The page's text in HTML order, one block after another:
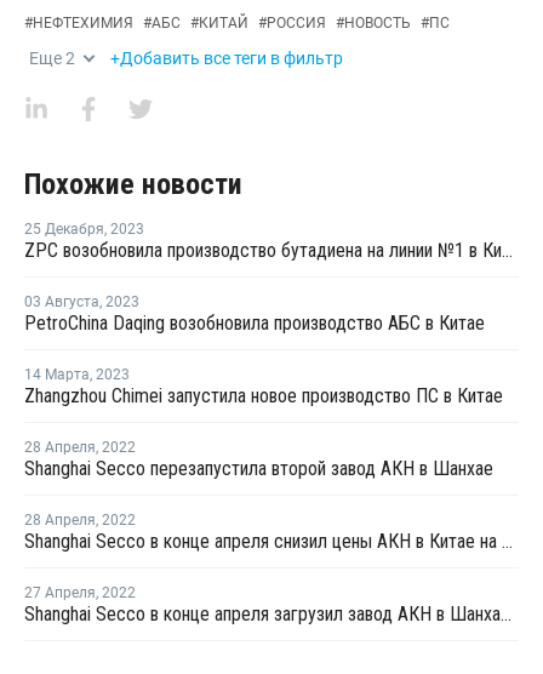
#НЕФТЕХИМИЯ #АБС #КИТАЙ #РОССИЯ #НОВОСТЬ #ПС
Еще2 +Добавить все теги в фильтр
Похожие новости
25 Декабря, 2023
ZPC возобновила производство бутадиена на линии №1 в Китае
03 Августа, 2023
PetroChina Daqing возобновила производство АБС в Китае
14 Марта, 2023
Zhangzhou Chimei запустила новое производство ПС в Китае
28 Апреля, 2022
Shanghai Secco перезапустила второй завод АКН в Шанхае
28 Апреля, 2022
Shanghai Secco в конце апреля снизил цены АКН в Китае на CNY100 за тонну
27 Апреля, 2022
Shanghai Secco в конце апреля загрузил завод АКН в Шанхае на уровне 50%